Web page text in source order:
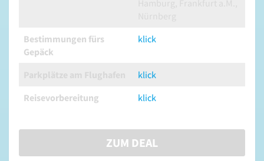
Bestimmungen fürs
Gepäck
klick
klick
Reisevorbereitung
klick
ZUM DEAL